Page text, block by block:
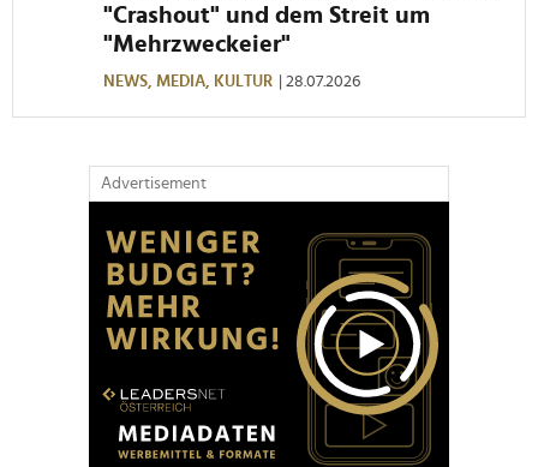
"Crashout" und dem Streit um
"Mehrzweckeier"
NEWS, MEDIA, KULTUR | 28.07.2026
Advertisement